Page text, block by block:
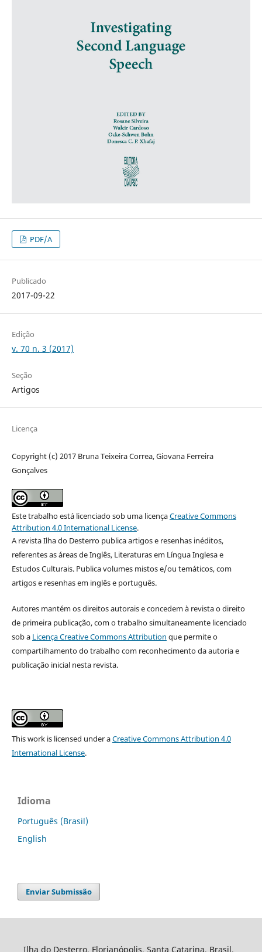
PDF/A
Publicado
2017-09-22
Edição
v. 70 n. 3 (2017)
Seção
Artigos
Licença
Copyright (c) 2017 Bruna Teixeira Correa, Giovana Ferreira
Gonçalves
Este trabalho está licenciado sob uma licençaCreative Commons
Attribution 4.0 International License.
A revista Ilha do Desterro publica artigos e resenhas inéditos,
referentes as áreas de Inglês, Literaturas em Língua Inglesa e
Estudos Culturais. Publica volumes mistos e/ou temáticos, com
artigos e resenhas em inglês e português.
Autores mantém os direitos autorais e concedem à revista o direito
de primeira publicação, com o trabalho simultaneamente licenciado
sob a Licença Creative Commons Attribution que permite o
compartilhamento do trabalho com reconhecimento da autoria e
publicação inicial nesta revista.
This work is licensed under aCreative Commons Attribution 4.0
International License.
Idioma
Português (Brasil)
English
Enviar Submissão
Ilha do Desterro, Florianópolis, Santa Catarina, Brasil.